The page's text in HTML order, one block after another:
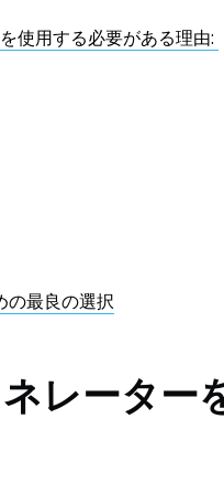
使用する必要がある理由:
の最良の選択
レーター